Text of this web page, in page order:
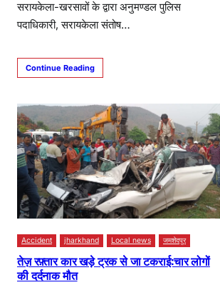
सरायकेला-खरसावों के द्वारा अनुमण्डल पुलिस
पदाधिकारी, सरायकेला संतोष…
Continue Reading
Accident jharkhand Local news जमशेदपुर
तेज़ रफ़्तार कार खड़े ट्रक से जा टकराई:चार लोगों
की दर्दनाक मौत